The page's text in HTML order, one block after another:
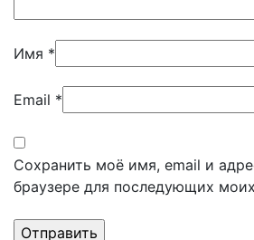
Имя *
Email *
Сохранить моё имя, email и
браузере для последующих